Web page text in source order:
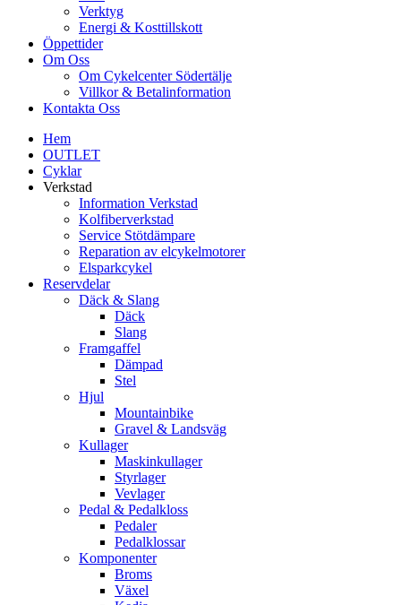
Verktyg
Energi & Kosttillskott
Öppettider
Om Oss
Om Cykelcenter Södertälje
Villkor & Betalinformation
Kontakta Oss
Hem
OUTLET
Cyklar
Verkstad
Information Verkstad
Kolfiberverkstad
Service Stötdämpare
Reparation av elcykelmotorer
Elsparkcykel
Reservdelar
Däck & Slang
Däck
Slang
Framgaffel
Dämpad
Stel
Hjul
Mountainbike
Gravel & Landsväg
Kullager
Maskinkullager
Styrlager
Vevlager
Pedal & Pedalkloss
Pedaler
Pedalklossar
Komponenter
Broms
Växel